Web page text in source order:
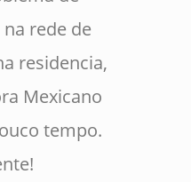
rede de
residencia,
Mexicano
tempo.